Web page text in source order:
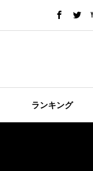
ランキング